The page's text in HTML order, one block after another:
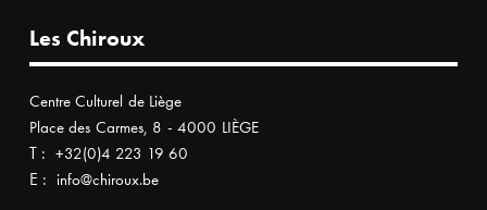
Les Chiroux
Centre Culturel de Liège
Place des Carmes, 8 - 4000 LIÈGE
T : +32(0)4 223 19 60
E : info@chiroux.be